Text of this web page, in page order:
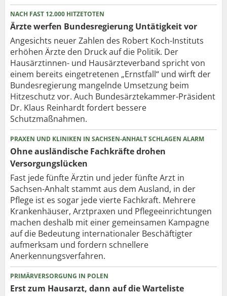
NACH FAST 12.000 HITZETOTEN
Ärzte werfen Bundesregierung Untätigkeit vor
Angesichts neuer Zahlen des Robert Koch-Instituts
erhöhen Ärzte den Druck auf die Politik. Der
Hausärztinnen- und Hausärzteverband spricht von
einem bereits eingetretenen „Ernstfall“ und wirft der
Bundesregierung mangelnde Umsetzung beim
Hitzeschutz vor. Auch Bundesärztekammer-Präsident
Dr. Klaus Reinhardt fordert bessere
Schutzmaßnahmen.
PRAXEN UND KLINIKEN IN SACHSEN-ANHALT SCHLAGEN ALARM
Ohne ausländische Fachkräfte drohen
Versorgungslücken
Fast jede fünfte Ärztin und jeder fünfte Arzt in
Sachsen-Anhalt stammt aus dem Ausland, in der
Pflege ist es sogar jede vierte Fachkraft. Mehrere
Krankenhäuser, Arztpraxen und Pflegeeinrichtungen
machen deshalb mit einer gemeinsamen Kampagne
auf die Bedeutung internationaler Beschäftigter
aufmerksam und fordern schnellere
Anerkennungsverfahren.
PRIMÄRVERSORGUNG IN POLEN
Erst zum Hausarzt, dann auf die Warteliste